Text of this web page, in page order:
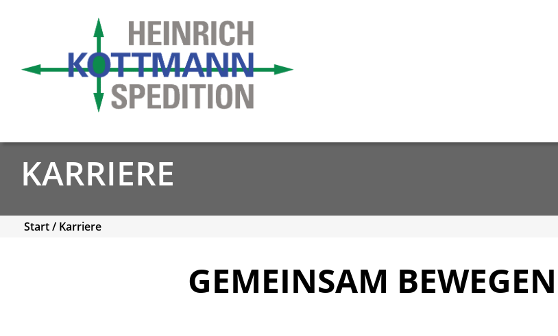
KARRIERE
Start/ Karriere
GEMEINSAM